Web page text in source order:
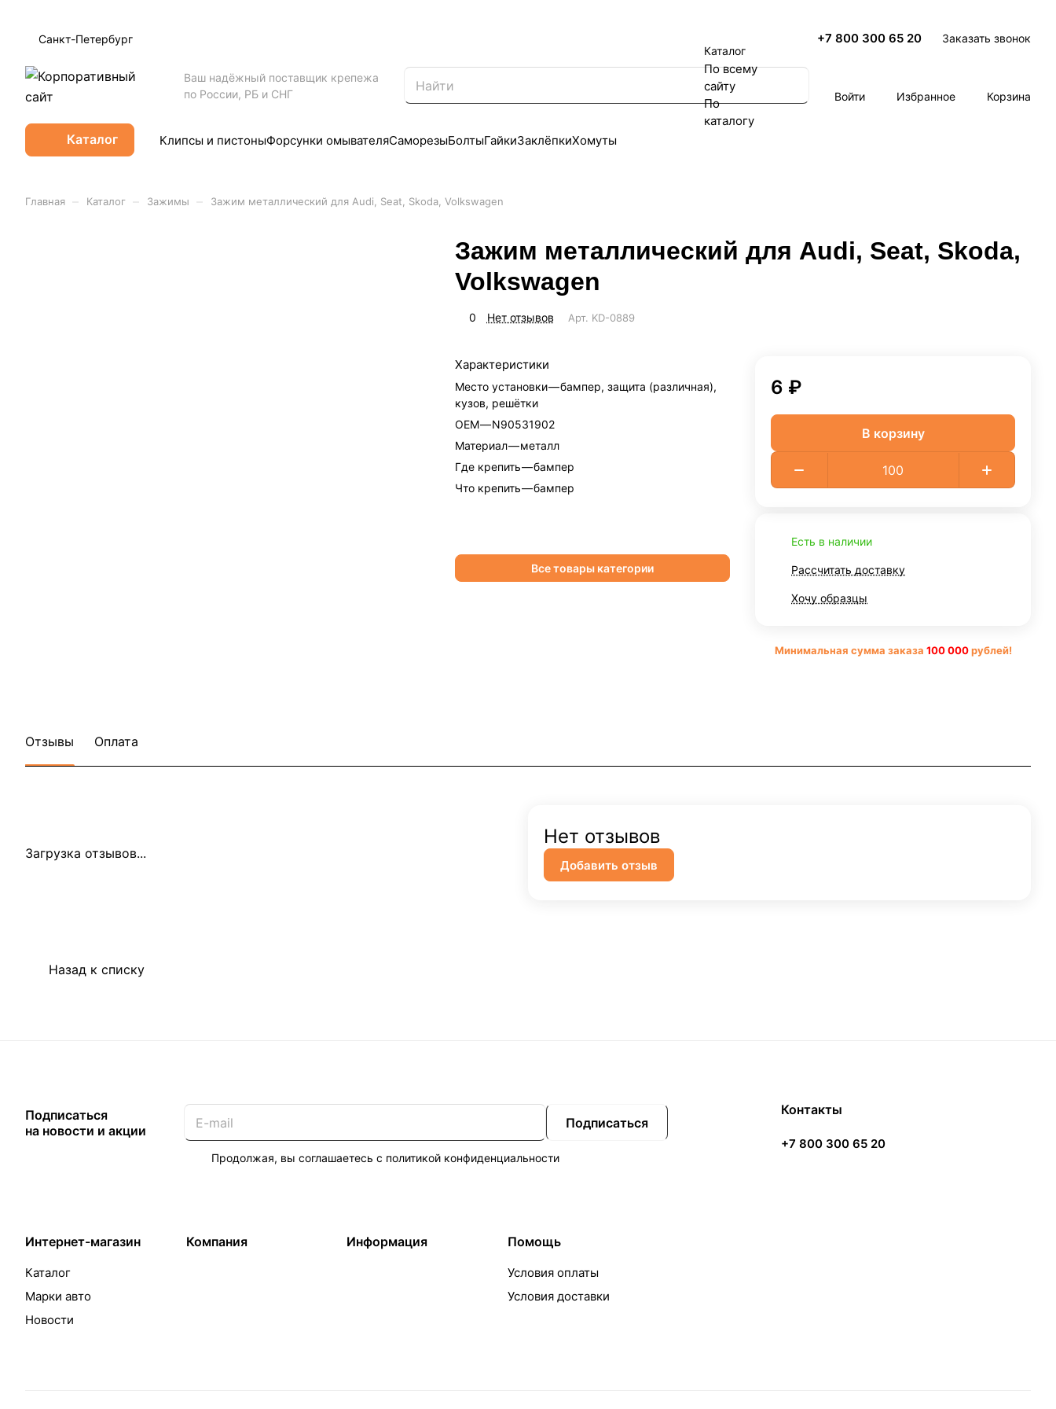
Санкт-Петербург +7 800 300 65 20 Заказать звонок
Ваш надёжный поставщик крепежа
по России, РБ и СНГ
Каталог
По всему
сайту
По
каталогу
Войти Избранное Корзина
Каталог Клипсы и пистоныФорсунки омывателяСаморезыБолтыГайкиЗаклёпкиХомуты
Главная Каталог Зажимы Зажим металлический для Audi, Seat, Skoda, Volkswagen
Зажим металлический для Audi, Seat, Skoda,
Volkswagen
0 Нет отзывов Арт. KD-0889
Характеристики
Место установки—бампер, защита (различная),
кузов, решётки
OEM—N90531902
Материал—металл
Где крепить—бампер
Что крепить—бампер
Все товары категории
6 ₽
В корзину
Есть в наличии
Рассчитать доставку
Хочу образцы
Минимальная сумма заказа 100 000рублей!
Отзывы Оплата
Загрузка отзывов...
Нет отзывов
Добавить отзыв
Назад к списку
Подписаться
на новости и акции
Подписаться
Продолжая, вы соглашаетесь с политикой конфиденциальности
Интернет-магазин
Каталог
Марки авто
Новости
Компания Информация Помощь
Условия оплаты
Условия доставки
Контакты
+7 800 300 65 20